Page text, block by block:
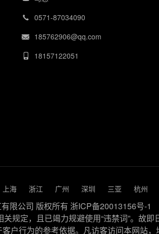
0571-87034090
185762906@qq.com
18157122051
上海 浙江 广州 深圳 三亚 杭州
限公司 版权所有 浙ICP备20013156号-1
规定，且已竭力规避使用“违禁词”。故
户行为的参考依据。凡访客访问本网站，